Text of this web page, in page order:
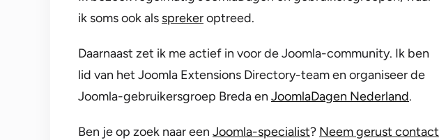
ik soms ook als sprekeroptreed.
Daarnaast zet ik me actief in voor de Joomla-community. Ik ben
lid van het Joomla Extensions Directory-team en organiseer de
Joomla-gebruikersgroep Breda en JoomlaDagen Nederland.
Ben je op zoek naar een Joomla-specialist? Neem gerust contact